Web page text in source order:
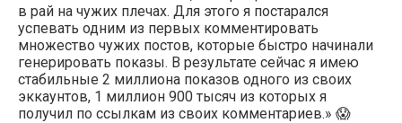
в рай на чужих плечах. Для этого я постарался
успевать одним из первых комментировать
множество чужих постов, которые быстро начинали
генерировать показы. В результате сейчас я имею
стабильные 2 миллиона показов одного из своих
эккаунтов, 1 миллион 900 тысяч из которых я
получил по ссылкам из своих комментариев.» 😱